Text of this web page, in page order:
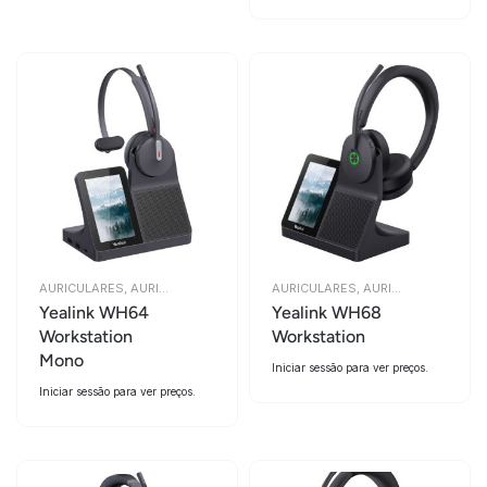
AURICULARES, AURICULARES
Yealink WH64
Workstation
Mono
Iniciar sessão para ver preços.
AURICULARES, AURICULARES
Yealink WH68
Workstation
Iniciar sessão para ver preços.